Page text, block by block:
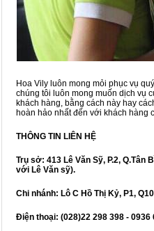
Hoa Vily luôn mong mỏi phục vụ
chúng tôi luôn mong muốn dịch vụ
khách hàng, bằng cách này hay
hoàn hảo nhất đến với khách hàng
THÔNG TIN LIÊN HỆ
Trụ sở: 413 Lê Văn Sỹ, P.2, Q.Tân
với Lê Văn sỹ).
Chi nhánh: Lô C Hồ Thị Kỷ, P1,
Điện thoại: (028)22 298 398 - 0936